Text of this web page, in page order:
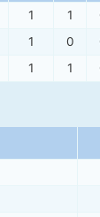
1 1
1 0
1 1